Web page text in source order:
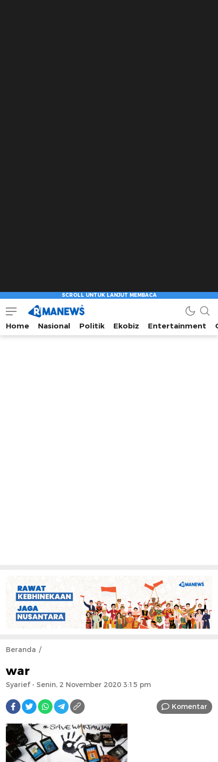
Home Nasional Politik Ekobiz Entertainment
Beranda
war
Syarief- Senin, 2 November 2020 3:15 pm
Komentar